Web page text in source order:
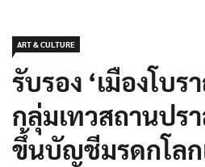
ART & CULTURE
รับรอง ‘เมืองโบ
กลุ่มเทวสถานปร
ขึ้นบัญชีมรดกโล